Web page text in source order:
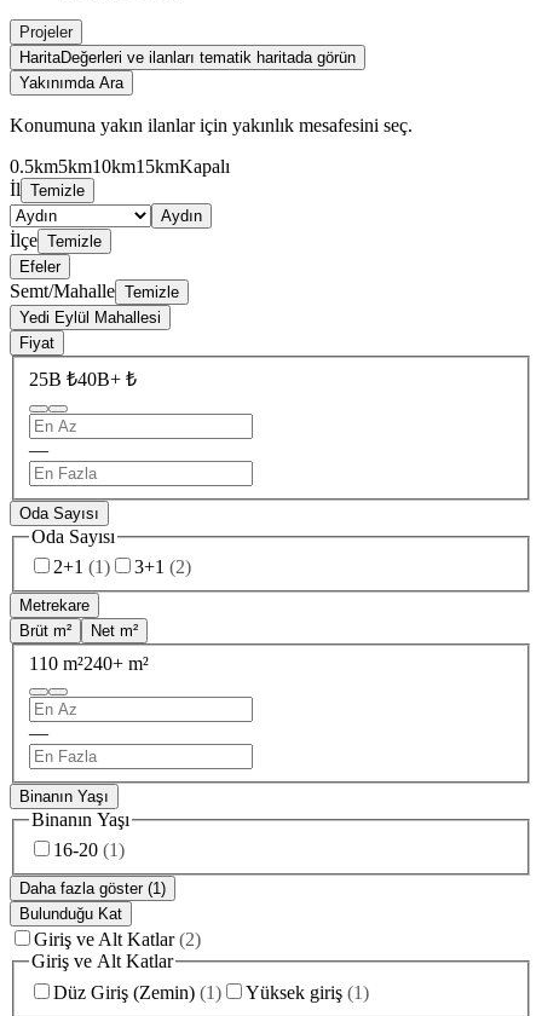
Projeler
HaritaDeğerleri ve ilanları tematik haritada görün
Yakınımda Ara
Konumuna yakın ilanlar için yakınlık mesafesini seç.
0.5km5km10km15kmKapalı
İl Temizle
Aydın
İlçe Temizle
Efeler
Semt/Mahalle Temizle
Yedi Eylül Mahallesi
Fiyat
25B ₺40B+ ₺
—
Oda Sayısı
Oda Sayısı
2+1 (1) 3+1 (2)
Metrekare
Brüt m²
Net m²
110 m²240+ m²
—
Binanın Yaşı
Binanın Yaşı
16-20 (1)
Daha fazla göster (1)
Bulunduğu Kat
Giriş ve Alt Katlar (2)
Giriş ve Alt Katlar
Düz Giriş (Zemin) (1) Yüksek giriş (1)